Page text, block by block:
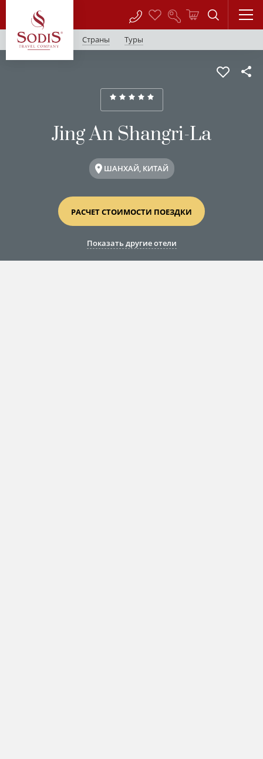
Страны Туры
Jing An Shangri-La
ШАНХАЙ, КИТАЙ
РАСЧЕТ СТОИМОСТИ ПОЕЗДКИ
Показать другие отели